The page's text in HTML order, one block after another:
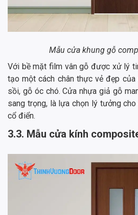
Mẫu cửa khung gỗ
Với bề mặt film vân gỗ được xử lý
tạo một cách chân thực vẻ đẹp
sồi, gỗ óc chó. Cửa nhựa giả gỗ
sang trọng, là lựa chọn lý tưởng
cổ điển.
3.3. Mẫu cửa kính